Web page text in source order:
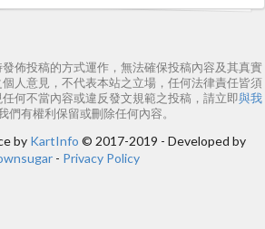
佈投稿的方式運作，無法確保投稿內容及其真實
人意見，不代表本站之立場，任何法律責任皆須
何不當內容或違反發文規範之投稿，請立即與我
們有權利保留或刪除任何內容。
by KartInfo © 2017-2019 - Developed by
- Privacy Policy